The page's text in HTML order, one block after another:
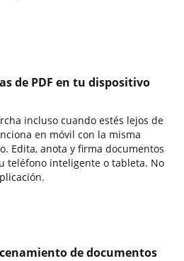
de PDF en tu dispositivo
incluso cuando estés lejos de
en móvil con la misma
Edita, anota y firma documentos
teléfono inteligente o tableta. No
de documentos